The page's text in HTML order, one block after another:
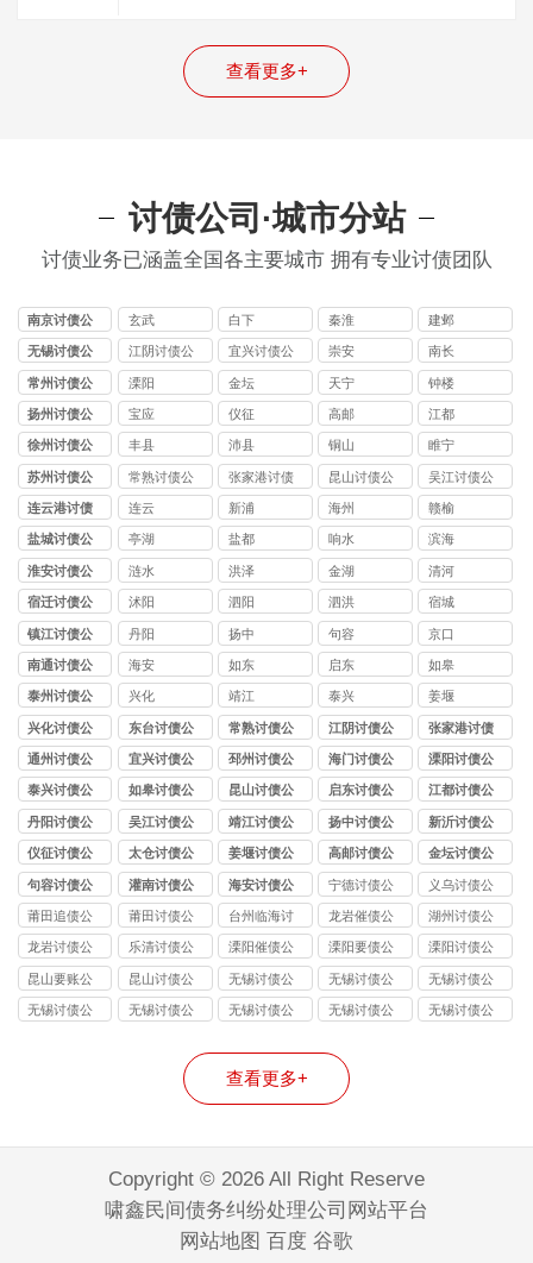
查看更多+
讨债公司·城市分站
讨债业务已涵盖全国各主要城市 拥有专业讨债团队
南京讨债公
司
玄武 白下 秦淮 建邺
无锡讨债公
司
江阴讨债公
司
宜兴讨债公
司
崇安 南长
常州讨债公
司
溧阳 金坛 天宁 钟楼
扬州讨债公
司
宝应 仪征 高邮 江都
徐州讨债公
司
丰县 沛县 铜山 睢宁
苏州讨债公
司
常熟讨债公
司
张家港讨债
公司
昆山讨债公
司
吴江讨债公
司
连云港讨债
公司
连云 新浦 海州 赣榆
盐城讨债公
司
亭湖 盐都 响水 滨海
淮安讨债公
司
涟水 洪泽 金湖 清河
宿迁讨债公
司
沭阳 泗阳 泗洪 宿城
镇江讨债公
司
丹阳 扬中 句容 京口
南通讨债公
司
海安 如东 启东 如皋
泰州讨债公
司
兴化 靖江 泰兴 姜堰
兴化讨债公
司
东台讨债公
司
常熟讨债公
司
江阴讨债公
司
张家港讨债
公司
通州讨债公
司
宜兴讨债公
司
邳州讨债公
司
海门讨债公
司
溧阳讨债公
司
泰兴讨债公
司
如皋讨债公
司
昆山讨债公
司
启东讨债公
司
江都讨债公
司
丹阳讨债公
司
吴江讨债公
司
靖江讨债公
司
扬中讨债公
司
新沂讨债公
司
仪征讨债公
司
太仓讨债公
司
姜堰讨债公
司
高邮讨债公
司
金坛讨债公
司
句容讨债公
司
灌南讨债公
司
海安讨债公
司
宁德讨债公
司
义乌讨债公
司
莆田追债公
司
莆田讨债公
司
台州临海讨
债公司
龙岩催债公
司
湖州讨债公
司
龙岩讨债公
司
乐清讨债公
司
溧阳催债公
司
溧阳要债公
司
溧阳讨债公
司
昆山要账公
司
昆山讨债公
司
无锡讨债公
司的法律风
权人需警惕
的连带责任
无锡讨债公
司能处理的
个人债、企
业债、特殊
债全覆盖
无锡讨债公
司收费标准
无锡讨债公
无锡讨债公
别：债务追
无锡讨债公
技巧与合规
要点
无锡讨债公
拆解：从案
件受理到回
款的完整步
无锡讨债公
查看更多+
Copyright © 2026 All Right Reserve
啸鑫民间债务纠纷处理公司网站平台
网站地图 百度 谷歌